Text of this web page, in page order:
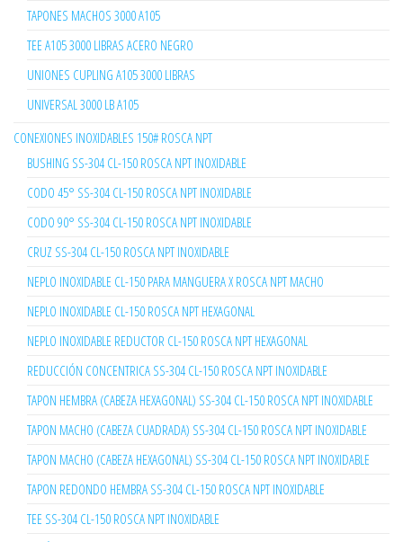
TAPONES MACHOS 3000 A105
TEE A105 3000 LIBRAS ACERO NEGRO
UNIONES CUPLING A105 3000 LIBRAS
UNIVERSAL 3000 LB A105
CONEXIONES INOXIDABLES 150# ROSCA NPT
BUSHING SS-304 CL-150 ROSCA NPT INOXIDABLE
CODO 45° SS-304 CL-150 ROSCA NPT INOXIDABLE
CODO 90° SS-304 CL-150 ROSCA NPT INOXIDABLE
CRUZ SS-304 CL-150 ROSCA NPT INOXIDABLE
NEPLO INOXIDABLE CL-150 PARA MANGUERA X ROSCA NPT MACHO
NEPLO INOXIDABLE CL-150 ROSCA NPT HEXAGONAL
NEPLO INOXIDABLE REDUCTOR CL-150 ROSCA NPT HEXAGONAL
REDUCCIÓN CONCENTRICA SS-304 CL-150 ROSCA NPT INOXIDABLE
TAPON HEMBRA (CABEZA HEXAGONAL) SS-304 CL-150 ROSCA NPT INOXIDABLE
TAPON MACHO (CABEZA CUADRADA) SS-304 CL-150 ROSCA NPT INOXIDABLE
TAPON MACHO (CABEZA HEXAGONAL) SS-304 CL-150 ROSCA NPT INOXIDABLE
TAPON REDONDO HEMBRA SS-304 CL-150 ROSCA NPT INOXIDABLE
TEE SS-304 CL-150 ROSCA NPT INOXIDABLE